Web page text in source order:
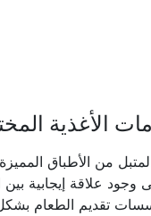
الأغذية
من الأطباق
وجود علاقة إيجابية
تقديم الطعام